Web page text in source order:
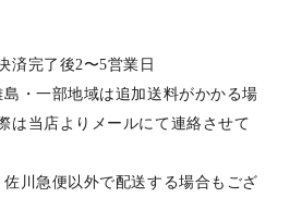
済完了後2〜5営業日
・一部地域は追加送料がかかる場
は当店よりメールにて連絡させて
川急便以外で配送する場合もござ